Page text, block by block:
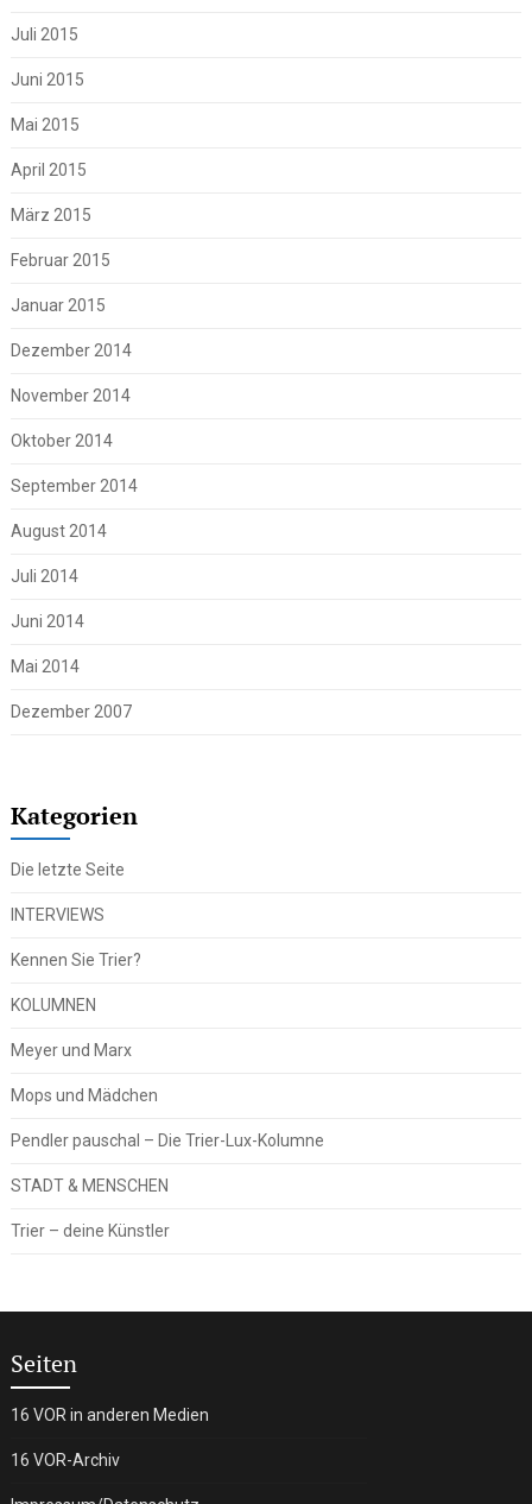
Juli 2015
Juni 2015
Mai 2015
April 2015
März 2015
Februar 2015
Januar 2015
Dezember 2014
November 2014
Oktober 2014
September 2014
August 2014
Juli 2014
Juni 2014
Mai 2014
Dezember 2007
Kategorien
Die letzte Seite
INTERVIEWS
Kennen Sie Trier?
KOLUMNEN
Meyer und Marx
Mops und Mädchen
Pendler pauschal – Die Trier-Lux-Kolumne
STADT & MENSCHEN
Trier – deine Künstler
Seiten
16 VOR in anderen Medien
16 VOR-Archiv